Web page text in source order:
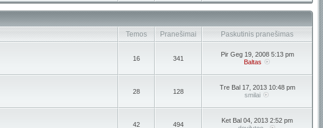
Temos Pranešimai
Paskutinis pranešimas
16 341
Pir Geg 19, 2008 5:13 pm
Baltas
28 128
Tre Bal 17, 2013 10:48 pm
smilai
42 494
Ket Bal 04, 2013 2:52 pm